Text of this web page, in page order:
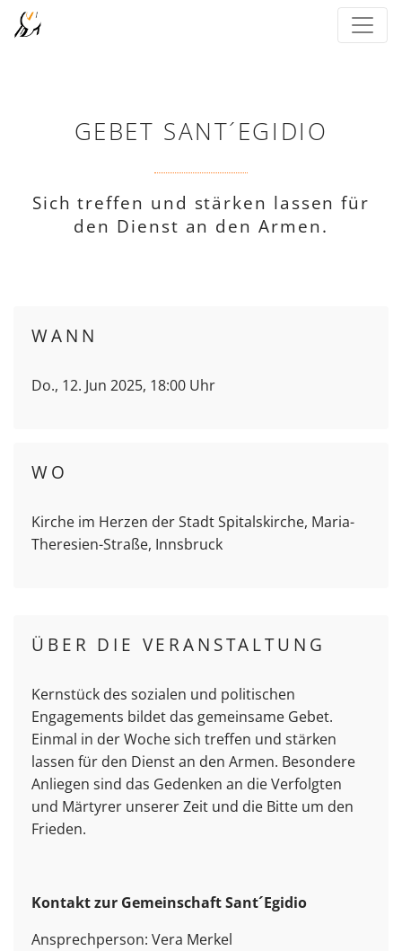
GEBET SANT´EGIDIO
Sich treffen und stärken lassen für
den Dienst an den Armen.
WANN
Do., 12. Jun 2025, 18:00 Uhr
WO
Kirche im Herzen der Stadt Spitalskirche, Maria-
Theresien-Straße, Innsbruck
ÜBER DIE VERANSTALTUNG
Kernstück des sozialen und politischen
Engagements bildet das gemeinsame Gebet.
Einmal in der Woche sich treffen und stärken
lassen für den Dienst an den Armen. Besondere
Anliegen sind das Gedenken an die Verfolgten
und Märtyrer unserer Zeit und die Bitte um den
Frieden.
Kontakt zur Gemeinschaft Sant´Egidio
Ansprechperson: Vera Merkel